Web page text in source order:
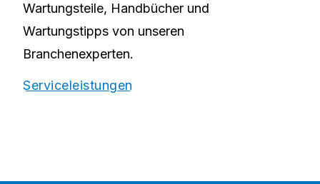
Wartungsteile, Handbücher und
Wartungstipps von unseren
Branchenexperten.
Serviceleistungen